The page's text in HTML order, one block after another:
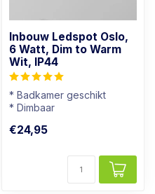
Inbouw Ledspot Oslo,
6 Watt, Dim to Warm
Wit, IP44
* Badkamer geschikt
* Dimbaar
* Wit armatuur
€24,95